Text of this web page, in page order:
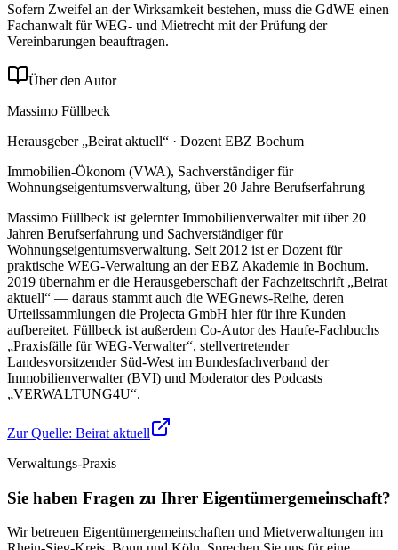
Sofern Zweifel an der Wirksamkeit bestehen, muss die GdWE einen
Fachanwalt für WEG- und Mietrecht mit der Prüfung der
Vereinbarungen beauftragen.
Über den Autor
Massimo Füllbeck
Herausgeber „Beirat aktuell“ · Dozent EBZ Bochum
Immobilien-Ökonom (VWA), Sachverständiger für
Wohnungseigentumsverwaltung, über 20 Jahre Berufserfahrung
Massimo Füllbeck ist gelernter Immobilienverwalter mit über 20
Jahren Berufserfahrung und Sachverständiger für
Wohnungseigentumsverwaltung. Seit 2012 ist er Dozent für
praktische WEG-Verwaltung an der EBZ Akademie in Bochum.
2019 übernahm er die Herausgeberschaft der Fachzeitschrift „Beirat
aktuell“ — daraus stammt auch die WEGnews-Reihe, deren
Urteilssammlungen die Projecta GmbH hier für ihre Kunden
aufbereitet. Füllbeck ist außerdem Co-Autor des Haufe-Fachbuchs
„Praxisfälle für WEG-Verwalter“, stellvertretender
Landesvorsitzender Süd-West im Bundesfachverband der
Immobilienverwalter (BVI) und Moderator des Podcasts
„VERWALTUNG4U“.
Zur Quelle: Beirat aktuell
Verwaltungs-Praxis
Sie haben Fragen zu Ihrer Eigentümergemeinschaft?
Wir betreuen Eigentümergemeinschaften und Mietverwaltungen im